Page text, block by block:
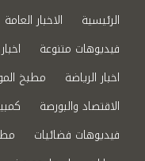
الرئيسية الاخبار العامة
فيديوهات متنوعة
اخبار الرياضة
مطبخ
الاقتصاد والبورصة
فيديوهات فضائيات